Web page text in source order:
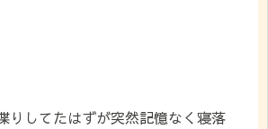
りしてたはずが突然記憶なく寝落